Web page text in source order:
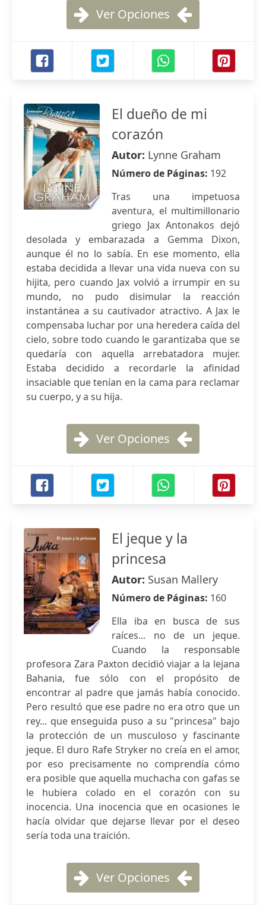
Ver Opciones
El dueño de mi
corazón
Autor: Lynne Graham
Número de Páginas: 192
Tras una impetuosa
aventura, el multimillonario
griego Jax Antonakos dejó
desolada y embarazada a Gemma Dixon,
aunque él no lo sabía. En ese momento, ella
estaba decidida a llevar una vida nueva con su
hijita, pero cuando Jax volvió a irrumpir en su
mundo, no pudo disimular la reacción
instantánea a su cautivador atractivo. A Jax le
compensaba luchar por una heredera caída del
cielo, sobre todo cuando le garantizaba que se
quedaría con aquella arrebatadora mujer.
Estaba decidido a recordarle la afinidad
insaciable que tenían en la cama para reclamar
su cuerpo, y a su hija.
Ver Opciones
El jeque y la
princesa
Autor: Susan Mallery
Número de Páginas: 160
Ella iba en busca de sus
raíces... no de un jeque.
Cuando la responsable
profesora Zara Paxton decidió viajar a la lejana
Bahania, fue sólo con el propósito de
encontrar al padre que jamás había conocido.
Pero resultó que ese padre no era otro que un
rey... que enseguida puso a su "princesa" bajo
la protección de un musculoso y fascinante
jeque. El duro Rafe Stryker no creía en el amor,
por eso precisamente no comprendía cómo
era posible que aquella muchacha con gafas se
le hubiera colado en el corazón con su
inocencia. Una inocencia que en ocasiones le
hacía olvidar que dejarse llevar por el deseo
sería toda una traición.
Ver Opciones